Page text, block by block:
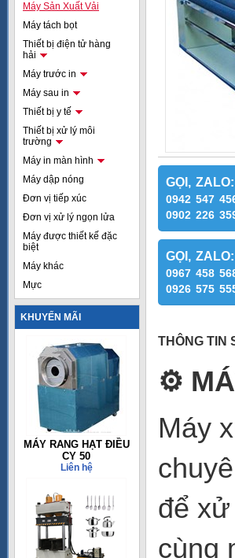
Máy Sản Xuất Vải
Máy tách bọt
Thiết bị điện tử hàng
hải
Máy trước in
Máy sau in
Thiết bị y tế
Thiết bị xử lý môi
trường
Máy in màn hình
Máy dập nóng
Đơn vị tiếp xúc
Đơn vị xử lý ngọn lửa
Máy được thiết kế đặc
biệt
Máy khác
Mực
KHUYẾN MÃI
MÁY RANG HẠT ĐIỀU
CY 50
Liên hệ
GỌI, ZALO:
0942 547
0902 226
GỌI, ZALO:
0967 458
0926 575
THÔNG TIN
⚙
Máy
để
cùng